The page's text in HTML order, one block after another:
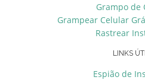
Grampo de
Grampear Celular
Rastrear
LINKS
Espião de